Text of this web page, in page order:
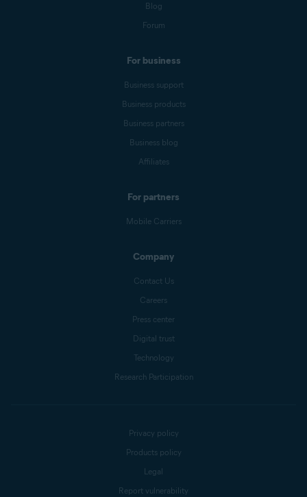
Blog
Forum
For business
Business support
Business products
Business partners
Business blog
Affiliates
For partners
Mobile Carriers
Company
Contact Us
Careers
Press center
Digital trust
Technology
Research Participation
Privacy policy
Products policy
Legal
Report vulnerability